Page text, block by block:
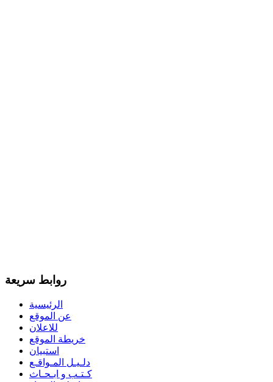
روابط سريعة
الرئيسية
عن الموقع
للاعلان
خريطة الموقع
استبيان
دلـيـل المـواقـع
كـتـب و ابـحـاث